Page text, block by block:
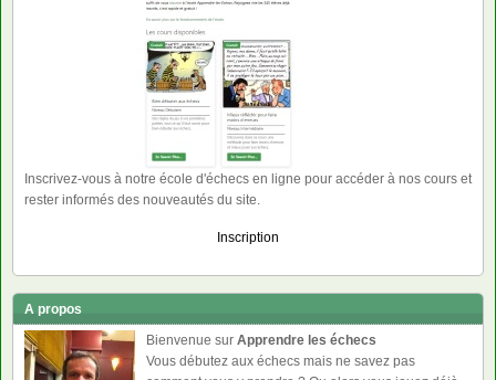
Inscrivez-vous à notre école d'échecs en ligne pour accéder à nos cours et
rester informés des nouveautés du site.
Inscription
A propos
Bienvenue sur Apprendre les échecs
Vous débutez aux échecs mais ne savez pas